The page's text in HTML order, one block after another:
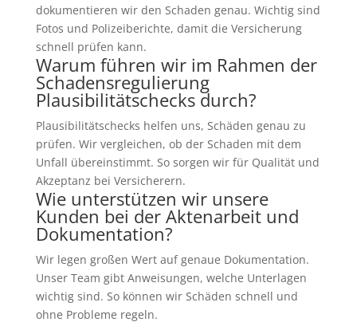
dokumentieren wir den Schaden genau. Wichtig sind
Fotos und Polizeiberichte, damit die Versicherung
schnell prüfen kann.
Warum führen wir im Rahmen der
Schadensregulierung
Plausibilitätschecks durch?
Plausibilitätschecks helfen uns, Schäden genau zu
prüfen. Wir vergleichen, ob der Schaden mit dem
Unfall übereinstimmt. So sorgen wir für Qualität und
Akzeptanz bei Versicherern.
Wie unterstützen wir unsere
Kunden bei der Aktenarbeit und
Dokumentation?
Wir legen großen Wert auf genaue Dokumentation.
Unser Team gibt Anweisungen, welche Unterlagen
wichtig sind. So können wir Schäden schnell und
ohne Probleme regeln.